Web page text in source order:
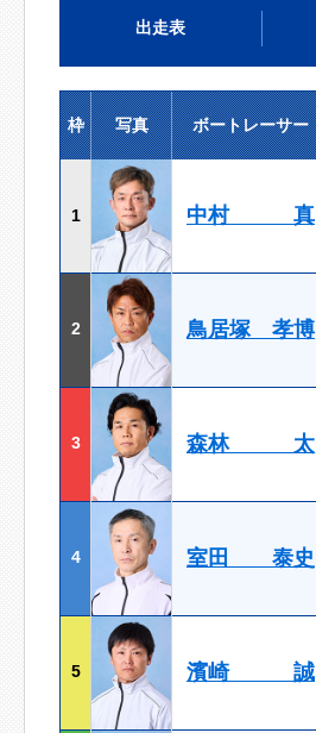
出走表
枠 写真 ボートレーサー
1 中村 真
2 鳥居塚 孝博
3 森林 太
4 室田 泰史
5 濱崎 誠